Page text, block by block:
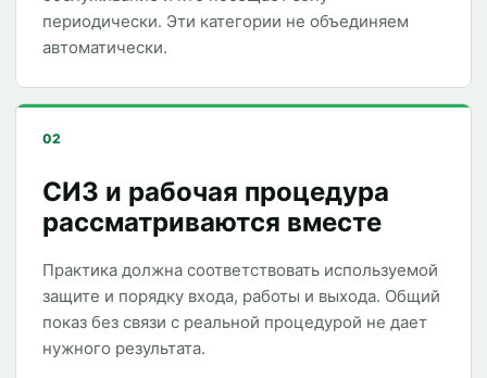
периодически. Эти категории не объединяем
автоматически.
02
СИЗ и рабочая процедура
рассматриваются вместе
Практика должна соответствовать используемой
защите и порядку входа, работы и выхода. Общий
показ без связи с реальной процедурой не дает
нужного результата.